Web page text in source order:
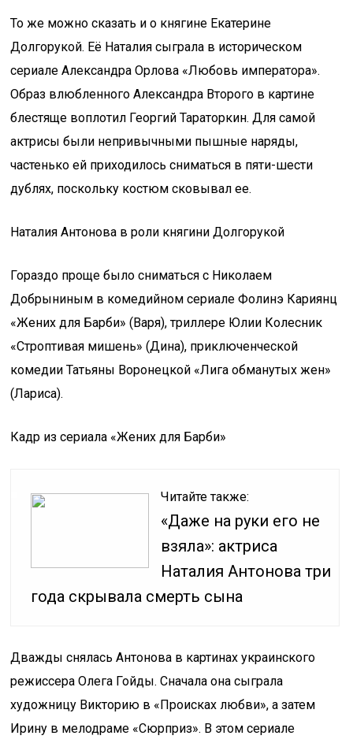
То же можно сказать и о княгине Екатерине
Долгорукой. Её Наталия сыграла в историческом
сериале Александра Орлова «Любовь императора».
Образ влюбленного Александра Второго в картине
блестяще воплотил Георгий Тараторкин. Для самой
актрисы были непривычными пышные наряды,
частенько ей приходилось сниматься в пяти-шести
дублях, поскольку костюм сковывал ее.
Наталия Антонова в роли княгини Долгорукой
Гораздо проще было сниматься с Николаем
Добрыниным в комедийном сериале Фолинэ Кариянц
«Жених для Барби» (Варя), триллере Юлии Колесник
«Строптивая мишень» (Дина), приключенческой
комедии Татьяны Воронецкой «Лига обманутых жен»
(Лариса).
Кадр из сериала «Жених для Барби»
Читайте также:
«Даже на руки его не
взяла»: актриса
Наталия Антонова три
года скрывала смерть сына
Дважды снялась Антонова в картинах украинского
режиссера Олега Гойды. Сначала она сыграла
художницу Викторию в «Происках любви», а затем
Ирину в мелодраме «Сюрприз». В этом сериале